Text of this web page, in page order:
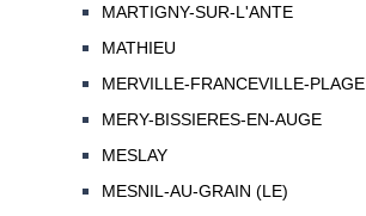
MARTIGNY-SUR-L'ANTE
MATHIEU
MERVILLE-FRANCEVILLE-PLAGE
MERY-BISSIERES-EN-AUGE
MESLAY
MESNIL-AU-GRAIN (LE)